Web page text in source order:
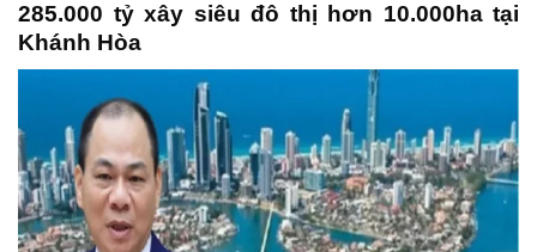
285.000 tỷ xây siêu đô thị hơn 10.000ha tại
Khánh Hòa